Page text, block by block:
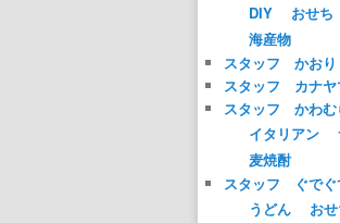
DIY
おせち
海産物
スタッフ かおり
スタッフ カナヤ
スタッフ かわむ
イタリアン
麦焼酎
スタッフ ぐでぐ
うどん
お